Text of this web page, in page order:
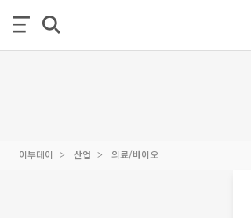
이투데이 산업 의료/바이오